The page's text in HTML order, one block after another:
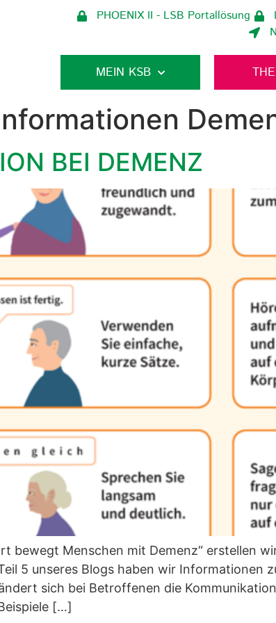
PHOENIX II - LSB Portallösung
MEIN KSB
BEI DEMENZ
bewegt Menschen mit Demenz“ erstellen
5 unseres Blogs haben wir
sich bei Betroffenen die
[…]